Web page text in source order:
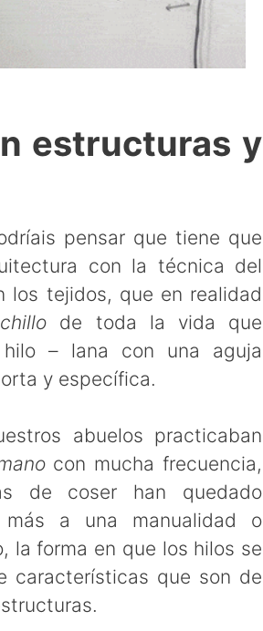
estructuras y
pensar que tiene que
con la técnica del
los tejidos, que en realidad
de toda la vida que
hilo – lana con una aguja
y específica.
abuelos practicaban
con mucha frecuencia,
de coser han quedado
más a una manualidad o
la forma en que los hilos se
características que son de